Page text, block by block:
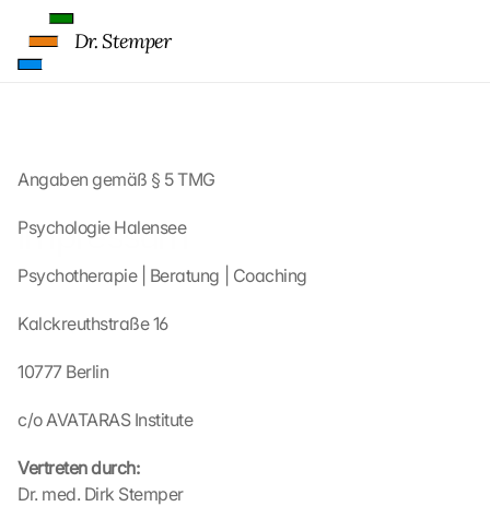
Impressum
Angaben gemäß § 5 TMG
Psychologie Halensee
Psychotherapie | Beratung | Coaching
Kalckreuthstraße 16
10777 Berlin
c/o AVATARAS Institute
Vertreten durch:
Dr. med. Dirk Stemper
Dr. Stemper